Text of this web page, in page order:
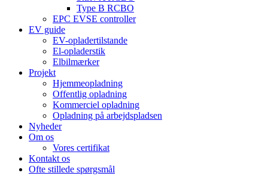
Type B RCBO
EPC EVSE controller
EV guide
EV-opladertilstande
El-opladerstik
Elbilmærker
Projekt
Hjemmeopladning
Offentlig opladning
Kommerciel opladning
Opladning på arbejdspladsen
Nyheder
Om os
Vores certifikat
Kontakt os
Ofte stillede spørgsmål